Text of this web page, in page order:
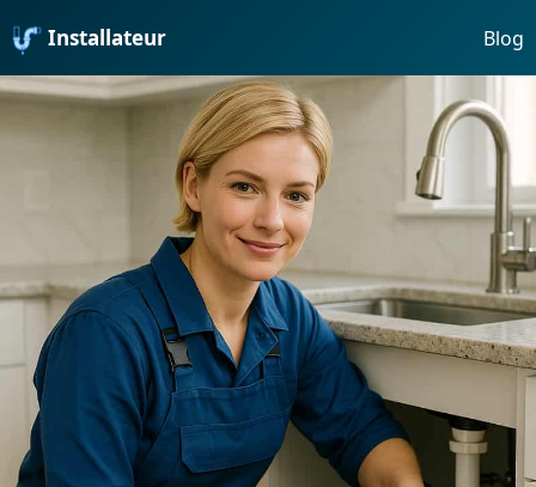
Installateur Blog